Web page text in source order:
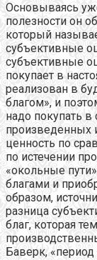
Основываясь
полезности он
который
субъективные
субъективные
покупает в
реализован в
благом», и
надо покупать в
ценность по
по истечении
«окольные
благами и
образом,
разница
благ, которая
Баверк,